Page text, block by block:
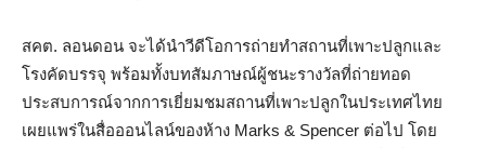
สคต. ลอนดอน จะได้นำวีดีโอการถ่ายทำสถานที่เพาะปลูกและ
โรงคัดบรรจุ พร้อมทั้งบทสัมภาษณ์ผู้ชนะรางวัลที่ถ่ายทอด
ประสบการณ์จากการเยี่ยมชมสถานที่เพาะปลูกในประเทศไทย
เผยแพร่ในสื่อออนไลน์ของห้าง Marks & Spencer ต่อไป โดย